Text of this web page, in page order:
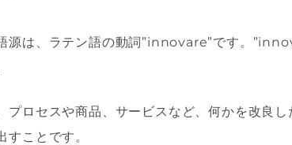
源は、ラテン語の動詞”innovare”です。
プロセスや商品、サービスなど、何かを改良し
ことです。